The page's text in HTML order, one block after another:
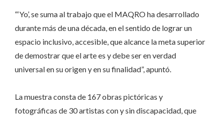
“‘Yo’, se suma al trabajo que el MAQRO ha desarrollado
durante más de una década, en el sentido de lograr un
espacio inclusivo, accesible, que alcance la meta superior
de demostrar que el arte es y debe ser en verdad
universal en su origen y en su finalidad”, apuntó.
La muestra consta de 167 obras pictóricas y
fotográficas de 30 artistas con y sin discapacidad, que